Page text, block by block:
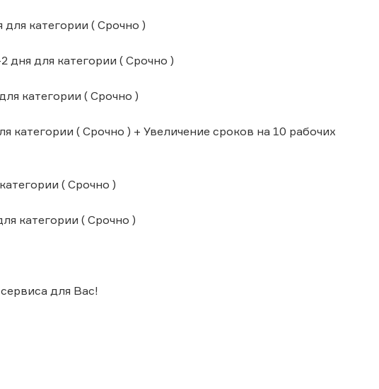
категории ( Срочно )
дня для категории ( Срочно )
категории ( Срочно )
категории ( Срочно ) + Увеличение сроков на 10 рабочих
( Срочно )
категории ( Срочно )
для Вас!